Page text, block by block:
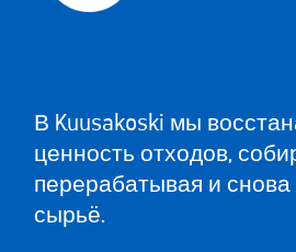
В Kuusakoski мы
ценность отходов,
перерабатывая и
сырьё.